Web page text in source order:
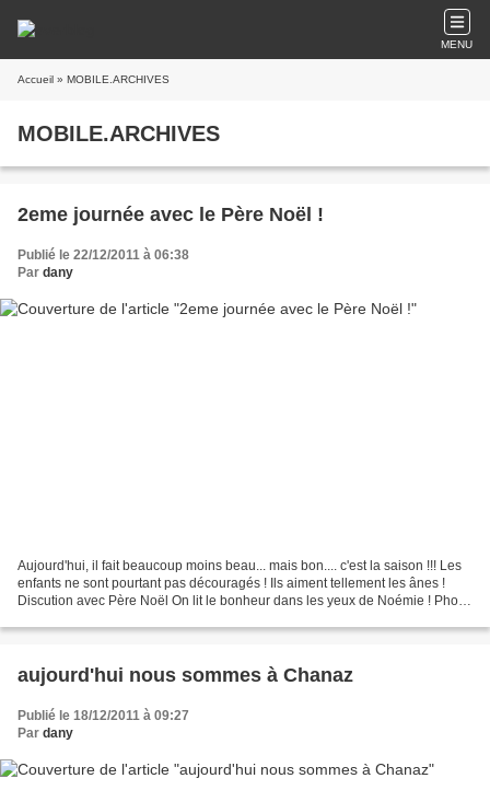
MENU
Accueil » MOBILE.ARCHIVES
MOBILE.ARCHIVES
2eme journée avec le Père Noël !
Publié le 22/12/2011 à 06:38
Par dany
Aujourd'hui, il fait beaucoup moins beau... mais bon.... c'est la saison !!! Les
enfants ne sont pourtant pas découragés ! Ils aiment tellement les ânes !
Discution avec Père Noël On lit le bonheur dans les yeux de Noémie ! Photo
aujourd'hui nous sommes à Chanaz
Publié le 18/12/2011 à 09:27
Par dany